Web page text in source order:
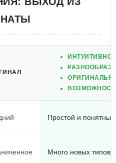
ИНТУИТИВНО
Простой и понятный
Много новых типов